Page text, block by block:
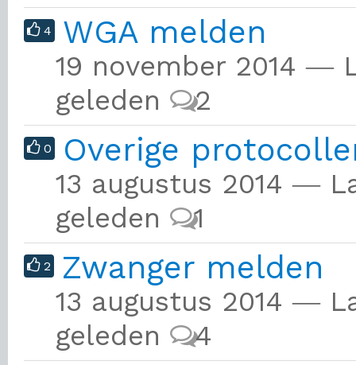
4 WGA melden
19 november 2014 ―
geleden
2
0 Overige
13 augustus 2014 ―
geleden
1
2 Zwanger melden
13 augustus 2014 ―
geleden
4